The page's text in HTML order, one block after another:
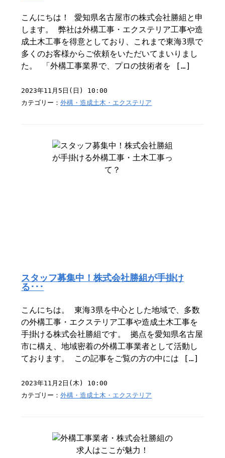
こんにちは！ 愛知県名古屋市の株式会社勝組と申
します。 弊社は外構工事・エクステリア工事や造
成土木工事を得意としており、これまで東海3県で
多くのお客様からご依頼をいただいてまいりまし
た。 「外構工事業界で、プロの技術者を […]
2023年11月5日(日) 10:00
カテゴリー：外構・造成土木・エクステリア
スタッフ募集中！株式会社勝組が手掛け
る･･･
こんにちは。 東海3県を中心とした地域で、多数
の外構工事・エクステリア工事や造成土木工事を
手掛ける株式会社勝組です。 拠点を愛知県名古屋
市に構え、地域密着の外構工事業者として活動し
ております。 この記事をご覧の方の中には […]
2023年11月2日(木) 10:00
カテゴリー：外構・造成土木・エクステリア